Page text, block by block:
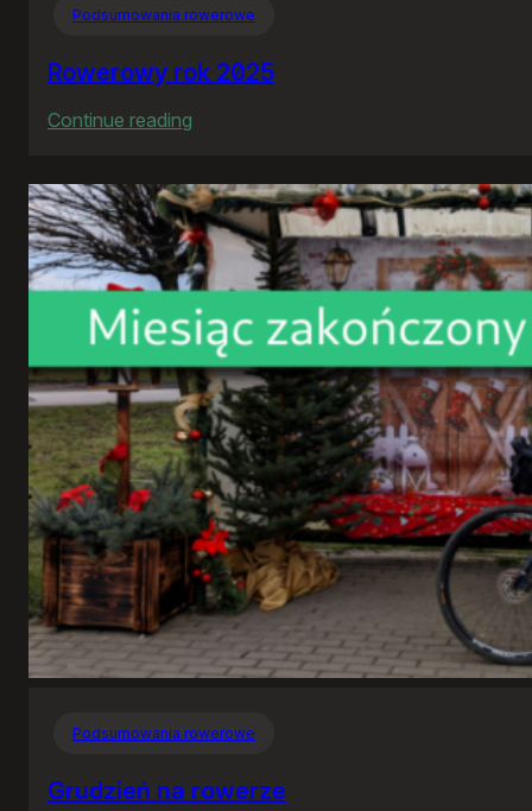
Podsumowania rowerowe
Rowerowy rok 2025
Continue reading
rok
2025
Podsumowania rowerowe
Grudzień na rowerze